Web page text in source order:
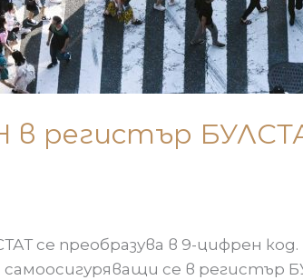
в регистър
се преобразува в 9-цифрен
се в регистър